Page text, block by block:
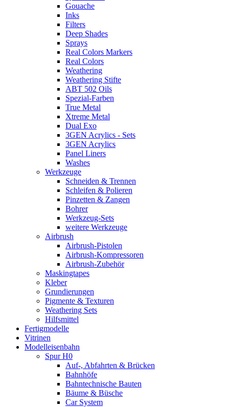
Gouache
Inks
Filters
Deep Shades
Sprays
Real Colors Markers
Real Colors
Weathering
Weathering Stifte
ABT 502 Oils
Spezial-Farben
True Metal
Xtreme Metal
Dual Exo
3GEN Acrylics - Sets
3GEN Acrylics
Panel Liners
Washes
Werkzeuge
Schneiden & Trennen
Schleifen & Polieren
Pinzetten & Zangen
Bohrer
Werkzeug-Sets
weitere Werkzeuge
Airbrush
Airbrush-Pistolen
Airbrush-Kompressoren
Airbrush-Zubehör
Maskingtapes
Kleber
Grundierungen
Pigmente & Texturen
Weathering Sets
Hilfsmittel
Fertigmodelle
Vitrinen
Modelleisenbahn
Spur H0
Auf-, Abfahrten & Brücken
Bahnhöfe
Bahntechnische Bauten
Bäume & Büsche
Car System